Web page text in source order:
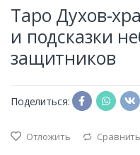
Таро Духов-
и подсказки
защитников
Поделиться:
Отложить Сравнить